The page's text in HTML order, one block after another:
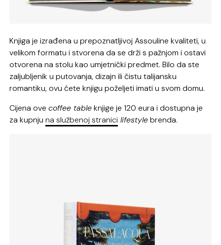
Knjiga je izrađena u prepoznatljivoj Assouline kvaliteti, u
velikom formatu i stvorena da se drži s pažnjom i ostavi
otvorena na stolu kao umjetnički predmet. Bilo da ste
zaljubljenik u putovanja, dizajn ili čistu talijansku
romantiku, ovu ćete knjigu poželjeti imati u svom domu.
Cijena ovecoffee tableknjige je 120 eura i dostupna je
za kupnjuna službenoj stranici lifestylebrenda.